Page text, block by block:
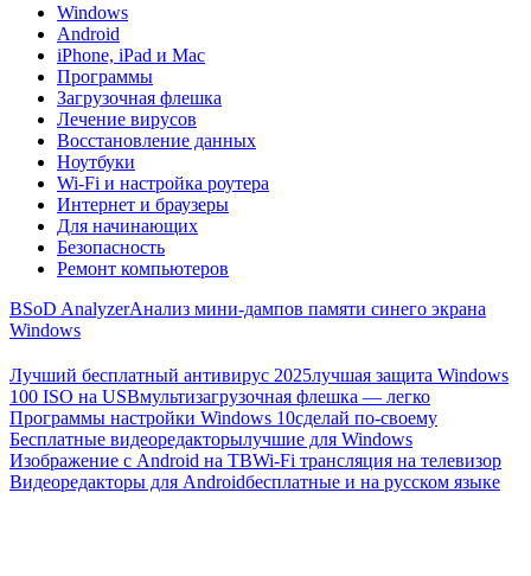
Windows
Android
iPhone, iPad и Mac
Программы
Загрузочная флешка
Лечение вирусов
Восстановление данных
Ноутбуки
Wi-Fi и настройка роутера
Интернет и браузеры
Для начинающих
Безопасность
Ремонт компьютеров
BSoD AnalyzerАнализ мини-дампов памяти синего экрана
Windows
Лучший бесплатный антивирус 2025лучшая защита Windows
100 ISO на USBмультизагрузочная флешка — легко
Программы настройки Windows 10сделай по-своему
Бесплатные видеоредакторылучшие для Windows
Изображение с Android на ТВWi-Fi трансляция на телевизор
Видеоредакторы для Androidбесплатные и на русском языке